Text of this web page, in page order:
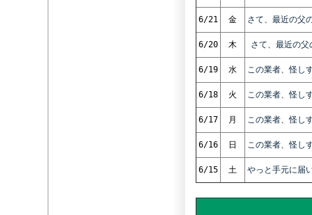
6/21 金 さて、最近の父
6/20 木 さて、最近の
6/19 水 この業者、怪し
6/18 火 この業者、怪し
6/17 月 この業者、怪し
6/16 日 この業者、怪し
6/15 土 やっと手元に届